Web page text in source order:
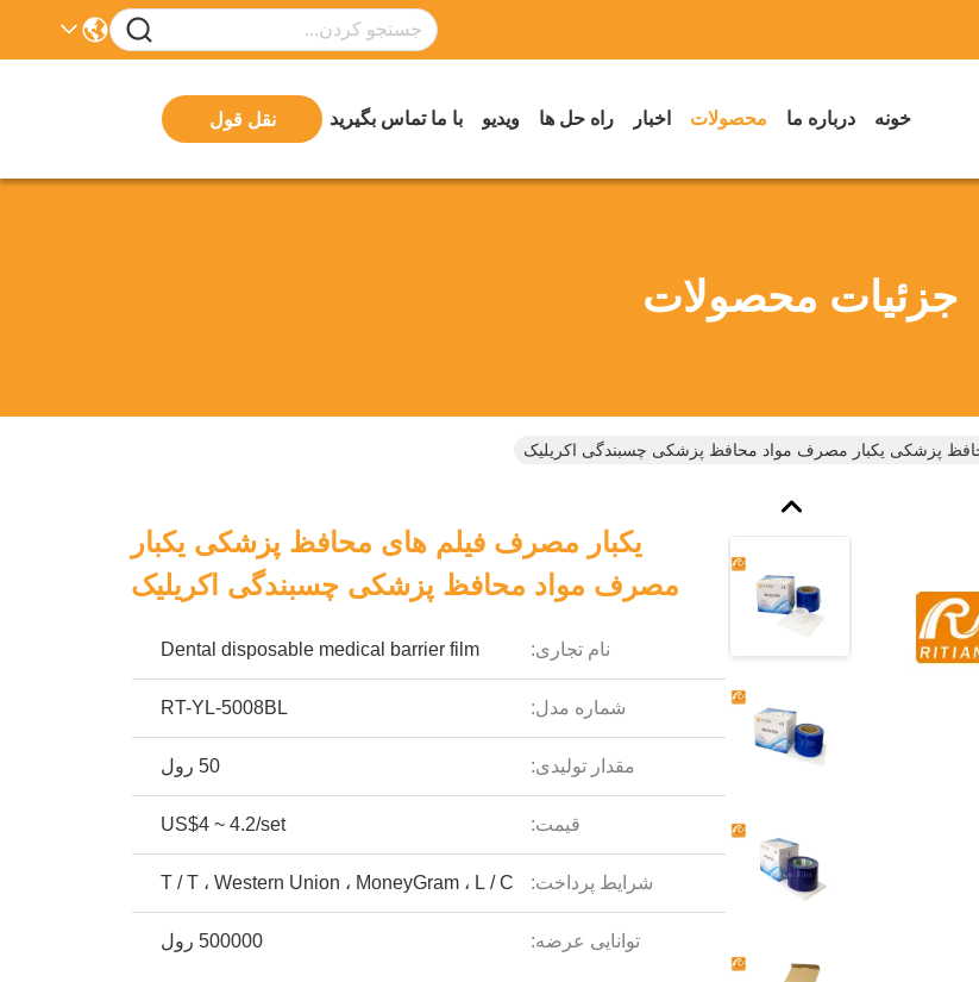
خونه درباره ما محصولات اخبار راه حل ها ویدیو با ما تماس بگیرید نقل قول
جزئیات محصولات
پزشکی یکبار مصرف مواد محافظ پزشکی چسبندگی اکریلیک
یکبار مصرف فیلم های محافظ پزشکی یکبار
مصرف مواد محافظ پزشکی چسبندگی اکریلیک
نام تجاری: Dental disposable medical barrier film
شماره مدل: RT-YL-5008BL
مقدار تولیدی: 50 رول
قیمت: US$4 ~ 4.2/set
شرایط پرداخت: T / T ، Western Union ، MoneyGram ، L / C
توانایی عرضه: 500000 رول